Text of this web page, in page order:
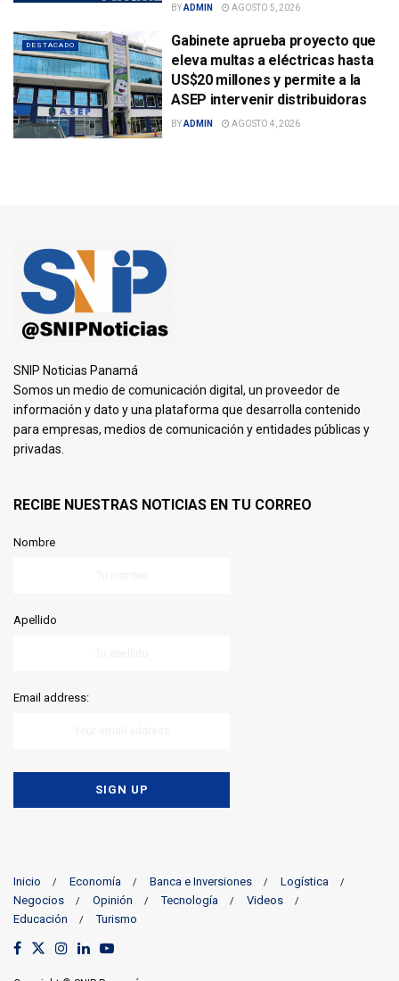
BYADMIN AGOSTO 5, 2026
DESTACADO
Gabinete aprueba proyecto que
eleva multas a eléctricas hasta
US$20 millones y permite a la
ASEP intervenir distribuidoras
BYADMIN AGOSTO 4, 2026
SNIP Noticias Panamá
Somos un medio de comunicación digital, un proveedor de
información y dato y una plataforma que desarrolla contenido
para empresas, medios de comunicación y entidades públicas y
privadas.
RECIBE NUESTRAS NOTICIAS EN TU CORREO
Nombre
Apellido
Email address:
Inicio Economía Banca e Inversiones
Logística
Negocios
Opinión Tecnología
Videos
Educación
Turismo